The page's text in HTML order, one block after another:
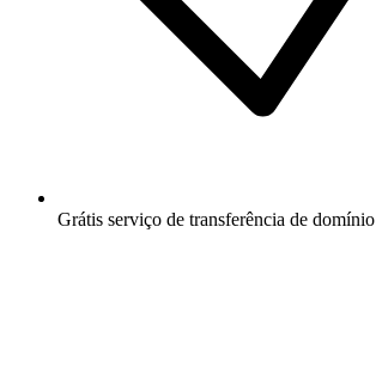
Grátis serviço de transferência de domínio